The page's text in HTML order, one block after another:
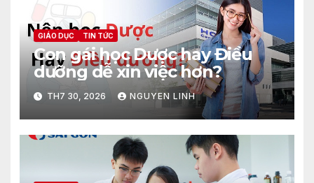
GIÁO DỤC TIN TỨC
Con gái học Dược hay Điều
dưỡng dễ xin việc hơn?
TH7 30, 2026 NGUYEN LINH